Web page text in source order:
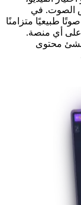
الصوت. في
طبيعيًا متزامنًا
على أي منصة.
محتوى